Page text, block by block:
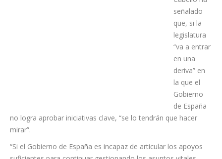
Cabello ha
señalado
que, si la
legislatura
“va a entrar
en una
deriva” en
la que el
Gobierno
no logra aprobar iniciativas clave, “se lo tendrán que hacer
mirar”.